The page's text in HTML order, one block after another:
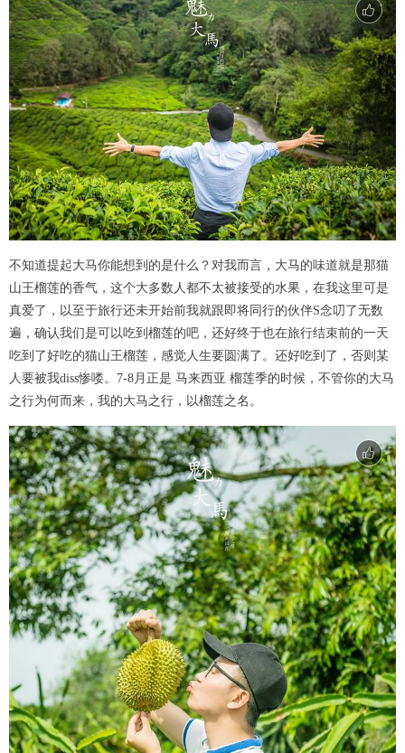
不知道提起大马你能想到的是什么？对我而言，大马的味道就是那猫
山王榴莲的香气，这个大多数人都不太被接受的水果，在我这里可是
真爱了，以至于旅行还未开始前我就跟即将同行的伙伴S念叨了无数
遍，确认我们是可以吃到榴莲的吧，还好终于也在旅行结束前的一天
吃到了好吃的猫山王榴莲，感觉人生要圆满了。还好吃到了，否则某
人要被我diss惨喽。7-8月正是 马来西亚 榴莲季的时候，不管你的大马
之行为何而来，我的大马之行，以榴莲之名。